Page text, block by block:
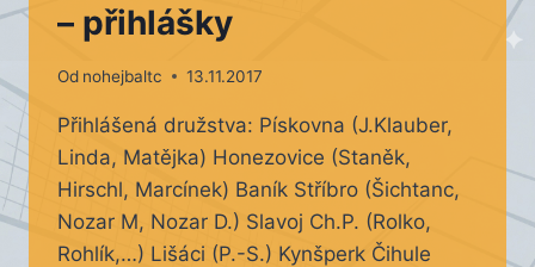
– přihlášky
Od nohejbaltc 13.11.2017
Přihlášená družstva: Pískovna (J.Klauber,
Linda, Matějka) Honezovice (Staněk,
Hirschl, Marcínek) Baník Stříbro (Šichtanc,
Nozar M, Nozar D.) Slavoj Ch.P. (Rolko,
Rohlík,…) Lišáci (P.-S.) Kynšperk Čihule